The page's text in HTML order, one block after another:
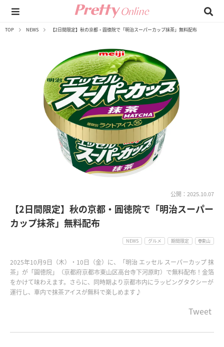
TOP NEWS 【2日間限定】秋の京都・圓徳院で「明治スーパーカップ抹茶」無料配布
公開：2025.10.07
【2日間限定】秋の京都・圓徳院で「明治スーパー
カップ抹茶」無料配布
NEWS グルメ 期間限定 東山
2025年10月9日（木）・10日（金）に、「明治 エッセル スーパーカップ 抹
茶」が「圓徳院」（京都府京都市東山区高台寺下河原町）で無料配布！金箔
をかけて味わえます。さらに、同時期より京都市内にラッピングタクシーが
運行し、車内で抹茶アイスが無料で楽しめます♪
Tweet